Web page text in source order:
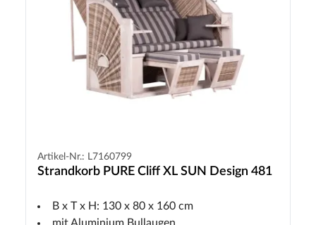
Artikel-Nr.: L7160799
Strandkorb PURE Cliff XL SUN Design 481
B x T x H: 130 x 80 x 160 cm